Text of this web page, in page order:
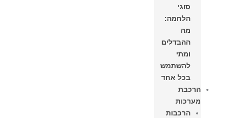
סוגי
הלחמה:
מה
ההבדלים
ומתי
להשתמש
בכל אחד
הרכבת
מערכות
הרכבות